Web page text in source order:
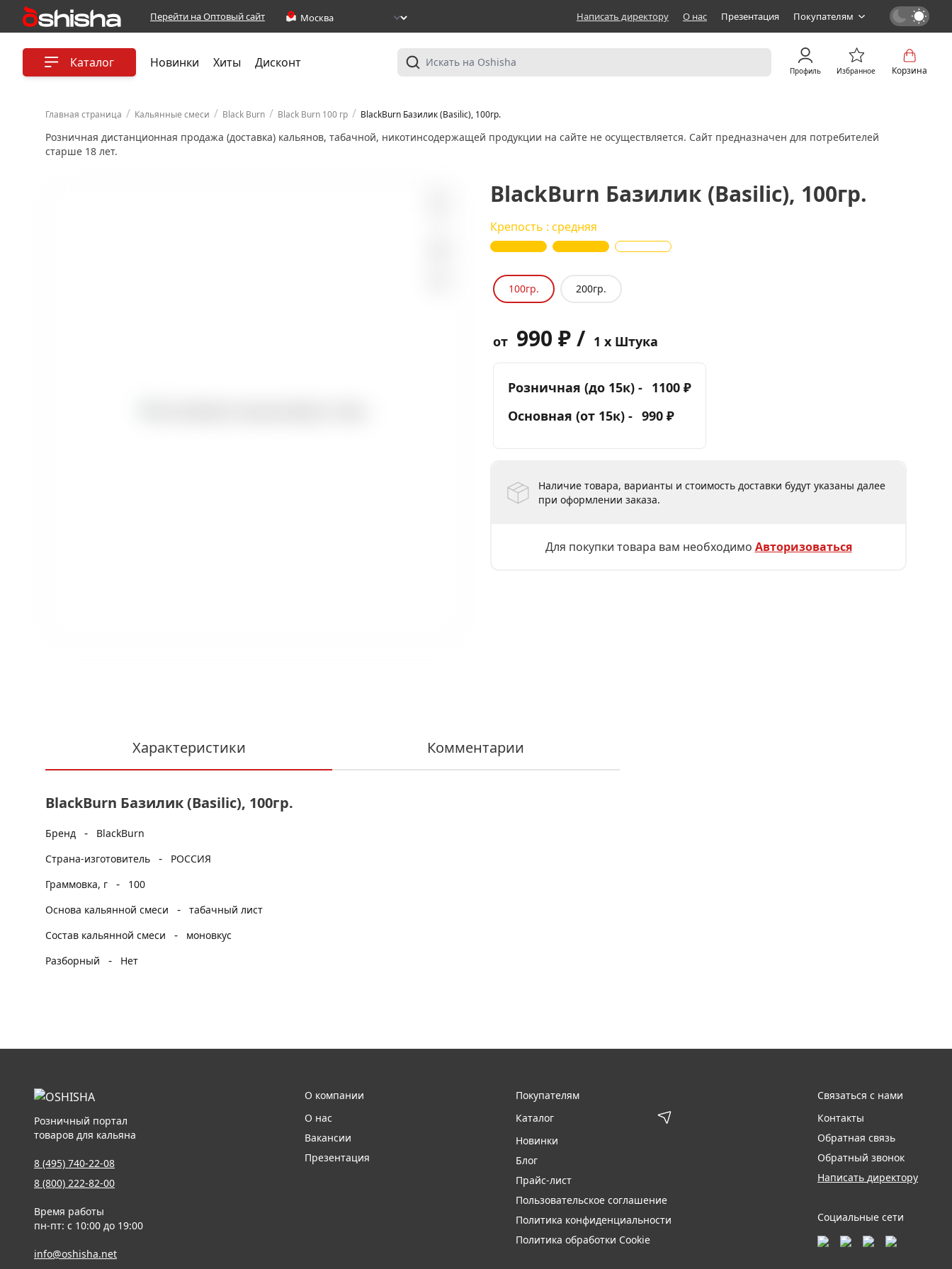
Перейти на Оптовый сайт Написать директору О нас Презентация Покупателям
Каталог Новинки Хиты Дисконт
Профиль Избранное Корзина
Главная страница / Кальянные смеси / Black Burn / Black Burn 100 гр / BlackBurn Базилик (Basilic), 100гр.
Розничная дистанционная продажа (доставка) кальянов, табачной, никотинсодержащей продукции на сайте не осуществляется. Сайт предназначен для потребителей
старше 18 лет.
BlackBurn Базилик (Basilic), 100гр.
Крепость : средняя
100гр. 200гр.
от 990 ₽ / 1 x Штука
Розничная (до 15к) - 1100 ₽
Основная (от 15к) - 990 ₽
Наличие товара, варианты и стоимость доставки будут указаны далее
при оформлении заказа.
Для покупки товара вам необходимо Авторизоваться
Характеристики Комментарии
BlackBurn Базилик (Basilic), 100гр.
Бренд -
BlackBurn
Страна-изготовитель
-
РОССИЯ
Граммовка, г
-
100
Основа кальянной смеси
- табачный лист
Состав кальянной смеси
-
моновкус
Разборный
- Нет
Розничный портал
товаров для кальяна
8 (495) 740-22-08
8 (800) 222-82-00
Время работы
пн-пт: с 10:00 до 19:00
info@oshisha.net
О компании
О нас
Вакансии
Презентация
Покупателям
Каталог
Новинки
Блог
Прайс-лист
Пользовательское соглашение
Политика конфиденциальности
Политика обработки Cookie
Связаться с нами
Контакты
Обратная связь
Обратный звонок
Написать директору
Социальные сети